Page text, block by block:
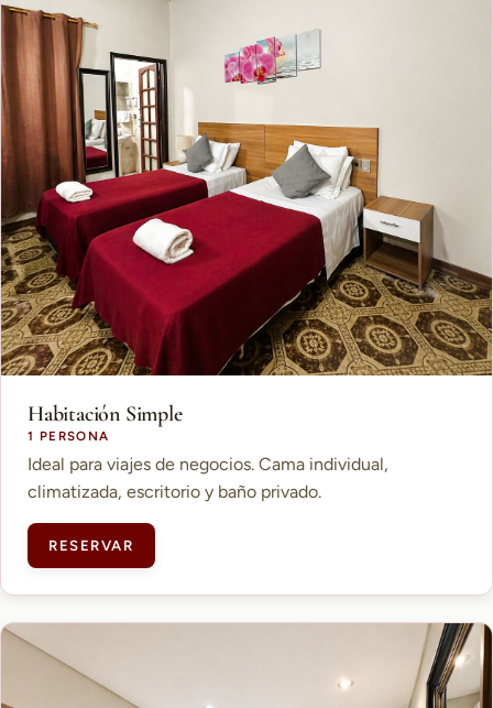
Habitación Simple
1 PERSONA
Ideal para viajes de negocios. Cama individual,
climatizada, escritorio y baño privado.
RESERVAR